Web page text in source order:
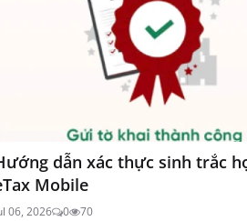
dẫn xác thực sinh trắc
Mobile
06, 2026 0 70